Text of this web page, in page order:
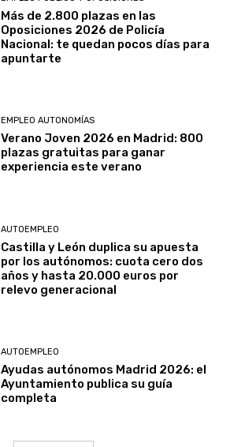
Más de 2.800 plazas en las
Oposiciones 2026 de Policía
Nacional: te quedan pocos días para
apuntarte
EMPLEO AUTONOMÍAS
Verano Joven 2026 en Madrid: 800
plazas gratuitas para ganar
experiencia este verano
AUTOEMPLEO
Castilla y León duplica su apuesta
por los autónomos: cuota cero dos
años y hasta 20.000 euros por
relevo generacional
AUTOEMPLEO
Ayudas autónomos Madrid 2026: el
Ayuntamiento publica su guía
completa